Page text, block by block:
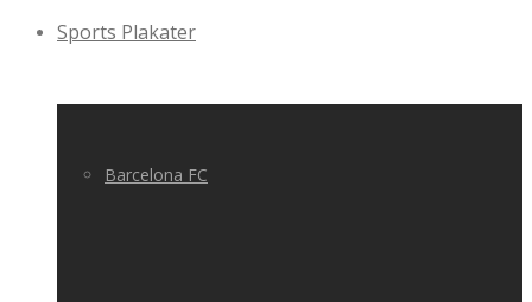
Sports Plakater
Barcelona FC